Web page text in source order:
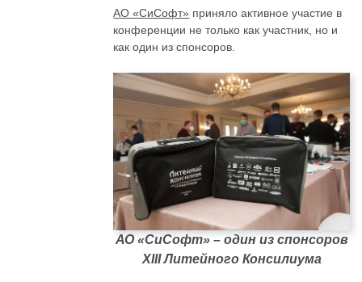
АО «СиСофт» приняло активное участие в
конференции не только как участник, но и
как один из спонсоров.
АО «СиСофт» – один из спонсоров
XIII Литейного Консилиума